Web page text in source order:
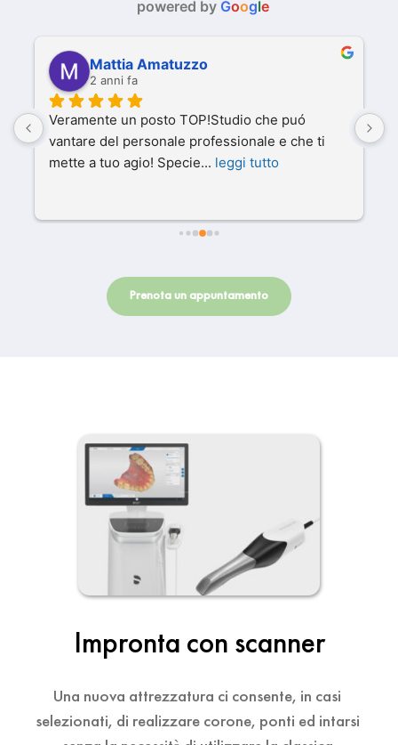
powered by Google
Maurizio Curia
2 anni fa
Staff molto competente, preparato e
disponibile. Metodologie ed attrezzature
moderne ed è evidente il grande... leggi tutto
Prenota un appuntamento
Impronta con scanner
Una nuova attrezzatura ci consente, in casi
selezionati, di realizzare corone, ponti ed intarsi
Implantologia mini-invasiva
L'mplantologia è una branca consolidata
dell'odontoiatria e offre una soluzione sicura
TC volumetrica
Ora disponiamo di una TC volumetrica di ultima
generazione, uno strumento diagnostico
avanzato che ci permette di eseguire radiografie